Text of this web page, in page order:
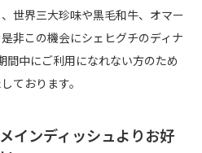
世界三大珍味や黒毛和牛、オマー
非この機会にシェヒグチのディナ
間中にご利用になれない方のため
ております。
インディッシュよりお好